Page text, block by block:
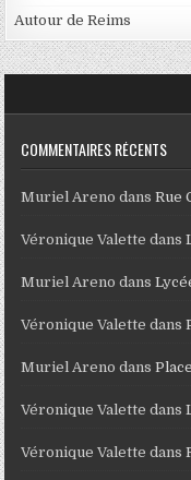
Autour de Reims
COMMENTAIRES RÉCENTS
Muriel Areno dansRue
Véronique Valette dans
Muriel Areno dans
Véronique Valette dans
Muriel Areno dans
Véronique Valette dans
Véronique Valette dans